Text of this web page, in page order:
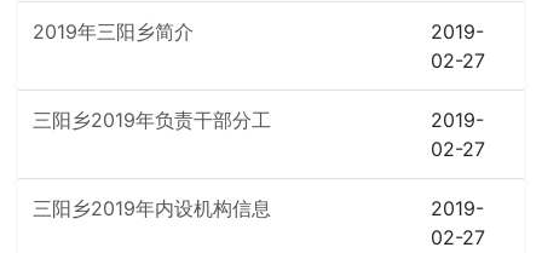
2019年三阳乡简介
2019-
02-27
三阳乡2019年负责干部分工
2019-
02-27
三阳乡2019年内设机构信息
2019-
02-27